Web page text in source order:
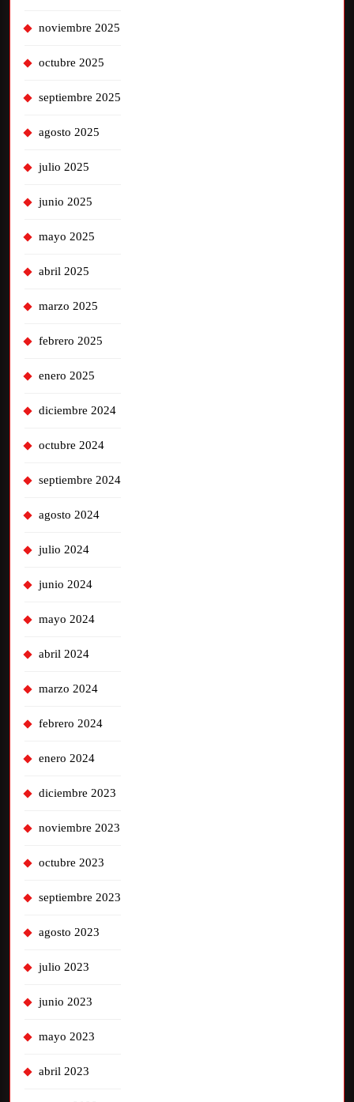
noviembre 2025
octubre 2025
septiembre 2025
agosto 2025
julio 2025
junio 2025
mayo 2025
abril 2025
marzo 2025
febrero 2025
enero 2025
diciembre 2024
octubre 2024
septiembre 2024
agosto 2024
julio 2024
junio 2024
mayo 2024
abril 2024
marzo 2024
febrero 2024
enero 2024
diciembre 2023
noviembre 2023
octubre 2023
septiembre 2023
agosto 2023
julio 2023
junio 2023
mayo 2023
abril 2023